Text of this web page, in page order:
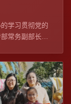
学习贯彻党的
常务副部长、